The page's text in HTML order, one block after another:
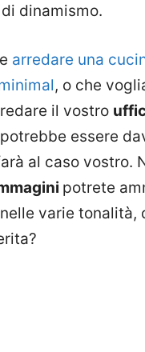
dinamismo.
arredare una
, o che
il vostro
essere
al caso vostro.
potrete
varie tonalità,